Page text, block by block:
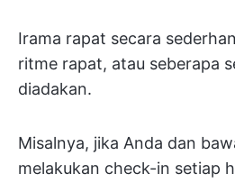
Irama rapat secara
ritme rapat, atau seberapa
diadakan.
Misalnya, jika Anda dan
melakukan check-in setiap